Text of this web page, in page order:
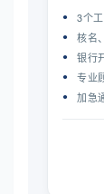
3个
核名
银行
专业
加急